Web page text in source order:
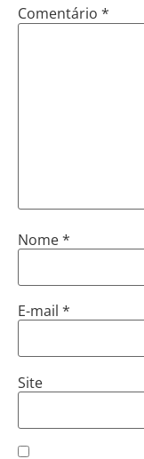
Comentário *
Nome*
E-mail *
Site